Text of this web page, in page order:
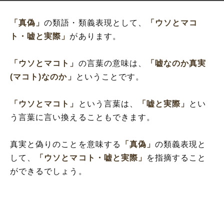
「真偽」の類語・類義表現として、
「ウソとマコ
ト・嘘と実際」 があります。
「ウソとマコト」 の言葉の意味は、
「嘘なのか真実
(マコト)なのか」
ということです。
「ウソとマコト」 という言葉は、 「嘘と実際」 とい
う言葉に言い換えることもできます。
真実と偽りのことを意味する 「真偽」の類義表現と
して、
「ウソとマコト・嘘と実際」
を指摘すること
ができるでしょう。